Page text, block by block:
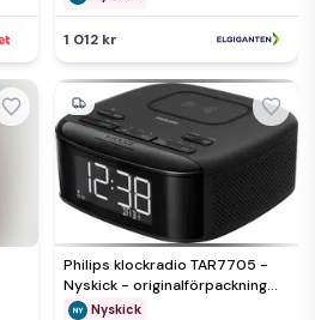
1 012 kr
Philips klockradio TAR7705 -
Nyskick - originalförpackning
saknasNyskick